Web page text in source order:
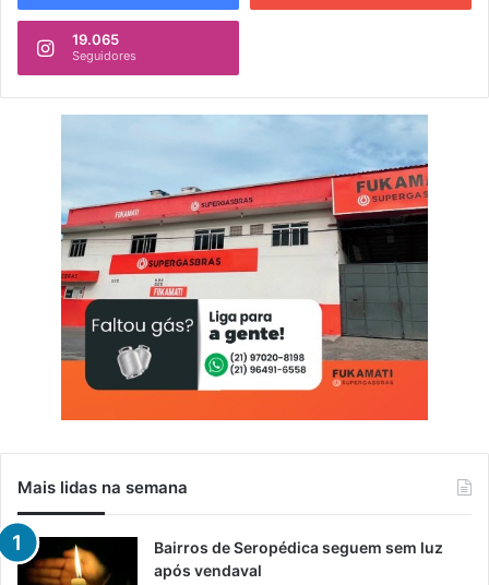
19.065
Seguidores
Mais lidas na semana
Bairros de Seropédica seguem sem luz
após vendaval